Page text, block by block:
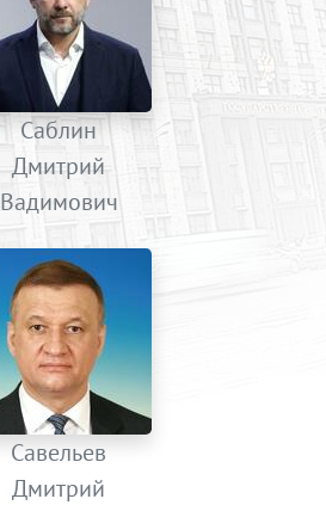
Саблин
Дмитрий
Вадимович
Савельев
Дмитрий